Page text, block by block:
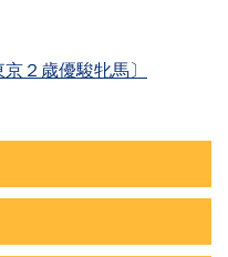
２歳優駿牝馬〕